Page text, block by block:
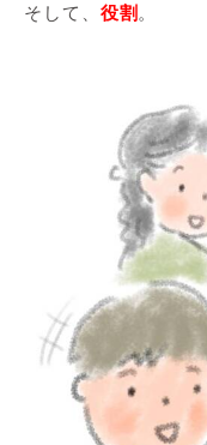
そして、 役割 。